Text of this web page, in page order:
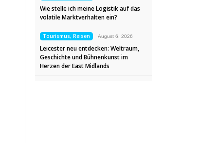
Wie stelle ich meine Logistik auf das
volatile Marktverhalten ein?
Tourismus, Reisen August 6, 2026
Leicester neu entdecken: Weltraum,
Geschichte und Bühnenkunst im
Herzen der East Midlands